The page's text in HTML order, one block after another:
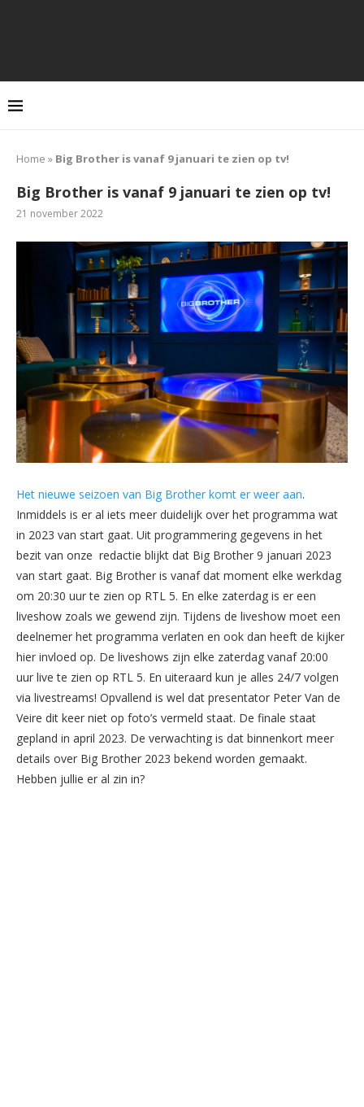
Home » Big Brother is vanaf 9 januari te zien op tv!
Big Brother is vanaf 9 januari te zien op tv!
21 november 2022
Het nieuwe seizoen van Big Brother komt er weer aan.
Inmiddels is er al iets meer duidelijk over het programma wat
in 2023 van start gaat. Uit programmering gegevens in het
bezit van onze redactie blijkt dat Big Brother 9 januari 2023
van start gaat. Big Brother is vanaf dat moment elke werkdag
om 20:30 uur te zien op RTL 5. En elke zaterdag is er een
liveshow zoals we gewend zijn. Tijdens de liveshow moet een
deelnemer het programma verlaten en ook dan heeft de kijker
hier invloed op. De liveshows zijn elke zaterdag vanaf 20:00
uur live te zien op RTL 5. En uiteraard kun je alles 24/7 volgen
via livestreams! Opvallend is wel dat presentator Peter Van de
Veire dit keer niet op foto’s vermeld staat. De finale staat
gepland in april 2023. De verwachting is dat binnenkort meer
details over Big Brother 2023 bekend worden gemaakt.
Hebben jullie er al zin in?